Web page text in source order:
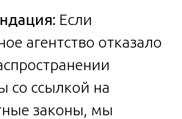
Если
агентство отказало
со ссылкой на
законы, мы